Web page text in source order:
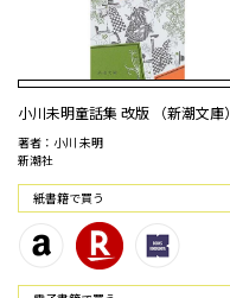
小川未明童話集 改版 （新潮文庫）
著者：小川 未明
新潮社
紙書籍で買う